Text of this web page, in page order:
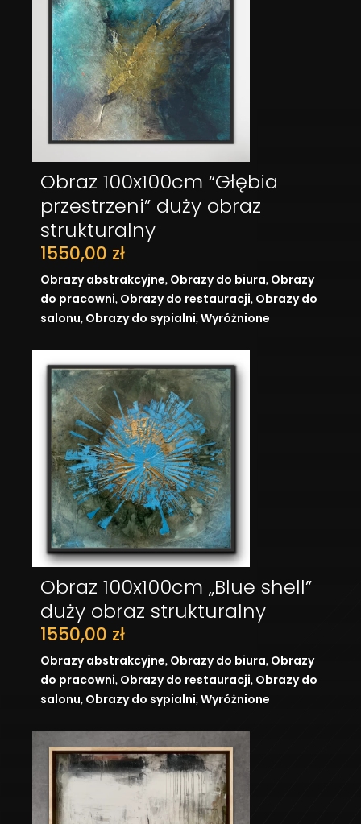
Obraz 100x100cm “Głębia
przestrzeni” duży obraz
strukturalny
1550,00 zł
Obrazy abstrakcyjne Obrazy do biura Obrazy
do pracowni Obrazy do restauracji Obrazy do
salonu Obrazy do sypialni Wyróżnione
DODAJ DO KOSZYKA
Obraz 100x100cm „Blue shell”
duży obraz strukturalny
1550,00 zł
Obrazy abstrakcyjne Obrazy do biura Obrazy
do pracowni Obrazy do restauracji Obrazy do
salonu Obrazy do sypialni Wyróżnione
DODAJ DO KOSZYKA